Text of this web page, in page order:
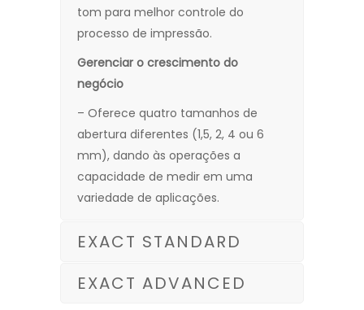
tom para melhor controle do
processo de impressão.
Gerenciar o crescimento do
negócio
– Oferece quatro tamanhos de
abertura diferentes (1,5, 2, 4 ou 6
mm), dando às operações a
capacidade de medir em uma
variedade de aplicações.
EXACT STANDARD
EXACT ADVANCED